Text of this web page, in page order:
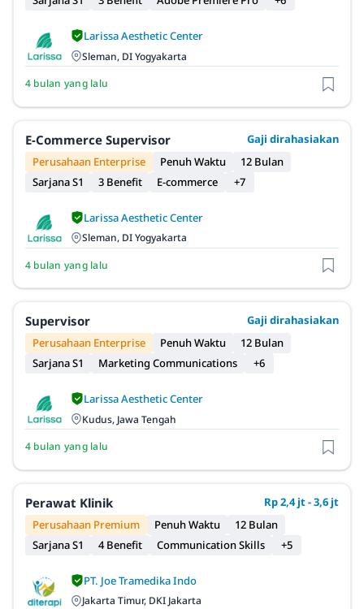
Larissa Aesthetic Center
Sleman, DI Yogyakarta
4 bulan yang lalu
E-Commerce Supervisor
Gaji dirahasiakan
Perusahaan Enterprise
Penuh Waktu
12 Bulan
Sarjana S1
3 Benefit E-commerce +7
Larissa Aesthetic Center
Sleman, DI Yogyakarta
4 bulan yang lalu
Supervisor
Gaji dirahasiakan
Perusahaan Enterprise
Penuh Waktu
12 Bulan
Sarjana S1
Marketing Communications +6
Larissa Aesthetic Center
Kudus, Jawa Tengah
4 bulan yang lalu
Perawat Klinik
Rp 2,4 jt - 3,6 jt
Perusahaan Premium
Penuh Waktu
12 Bulan
Sarjana S1
4 Benefit Communication Skills +5
PT. Joe Tramedika Indo
Jakarta Timur, DKI Jakarta